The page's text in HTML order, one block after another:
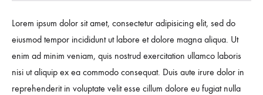
Lorem ipsum dolor sit amet, consectetur adipisicing elit, sed do
eiusmod tempor incididunt ut labore et dolore magna aliqua. Ut
enim ad minim veniam, quis nostrud exercitation ullamco laboris
nisi ut aliquip ex ea commodo consequat. Duis aute irure dolor in
reprehenderit in voluptate velit esse cillum dolore eu fugiat nulla